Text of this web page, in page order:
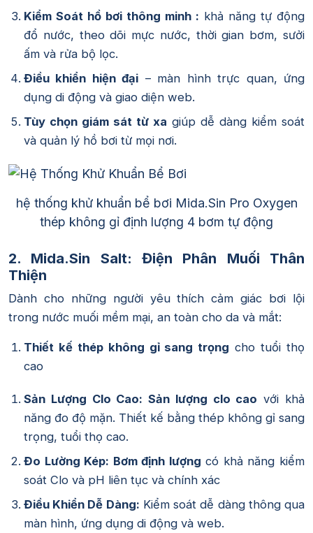
Kiểm Soát hồ bơi thông minh : khả năng tự động
đổ nước, theo dõi mực nước, thời gian bơm, sưởi
ấm và rửa bộ lọc.
Điều khiển hiện đại – màn hình trực quan, ứng
dụng di động và giao diện web.
Tùy chọn giám sát từ xa giúp dễ dàng kiểm soát
và quản lý hồ bơi từ mọi nơi.
hệ thống khử khuẩn bể bơi Mida.Sin Pro Oxygen
thép không gỉ định lượng 4 bơm tự động
2. Mida.Sin Salt: Điện Phân Muối Thân
Thiện
Dành cho những người yêu thích cảm giác bơi lội
trong nước muối mềm mại, an toàn cho da và mắt:
Thiết kế thép không gỉ sang trọng cho tuổi thọ
cao
Sản Lượng Clo Cao:Sản lượng clo cao với khả
năng đo độ mặn. Thiết kế bằng thép không gỉ sang
trọng, tuổi thọ cao.
Đo Lường Kép: Bơm định lượng có khả năng kiểm
soát Clo và pH liên tục và chính xác
Điều Khiển Dễ Dàng: Kiểm soát dễ dàng thông qua
màn hình, ứng dụng di động và web.